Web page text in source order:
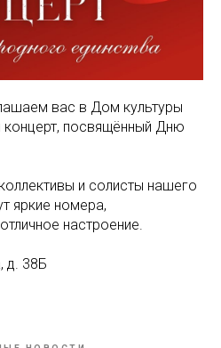
вас в Дом культуры
концерт, посвящённый Дню
и солисты нашего
яркие номера,
настроение.
д. 38Б